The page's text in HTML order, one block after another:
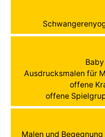
Ausdrucksmalen für
offene
offene
Malen und